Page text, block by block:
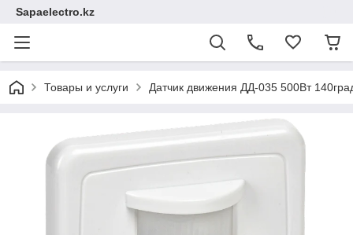
Sapaelectro.kz
Товары и услуги Датчик движения ДД-035 500Вт